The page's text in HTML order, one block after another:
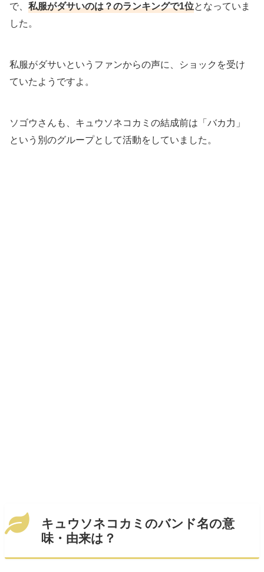
で、私服がダサいのは？のランキングで1位となっていま
した。
私服がダサいというファンからの声に、ショックを受け
ていたようですよ。
ソゴウさんも、キュウソネコカミの結成前は「バカ力」
という別のグループとして活動をしていました。
キュウソネコカミのバンド名の意
味・由来は？